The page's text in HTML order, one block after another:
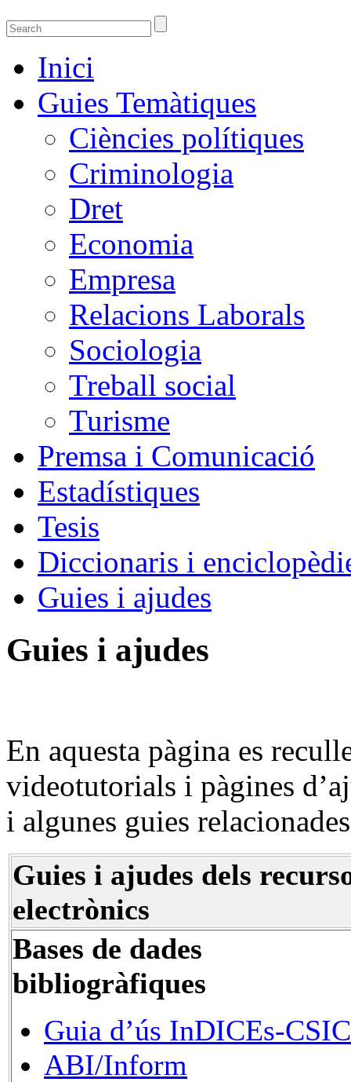
Guies temàtiques de la Biblioteca de
Guies temàtiques de Ciencies Socials, Jurídiques i econòmiques
Inici
Guies Temàtiques
Ciències polítiques
Criminologia
Dret
Economia
Empresa
Relacions Laborals
Sociologia
Treball social
Turisme
Premsa i Comunicació
Estadístiques
Tesis
Diccionaris i
Guies i ajudes
Guies i ajudes
En aquesta pàgina es
videotutorials i pàgines
i algunes guies
Guies i ajudes dels
electrònics
Bases de dades
bibliogràfiques
Guia d’ús InDICEs-CSIC
ABI/Inform